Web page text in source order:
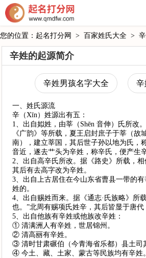
您的位置： 起名打分网 > 百家姓氏大全 >
辛姓的起源简介
辛姓男孩名字大全
一、姓氏源流
辛（Xīn）姓源出有五：
1、出自姒姓，由莘（Shēn 音伸）氏所改
《广韵》等所载，夏王启封庶子于莘（故
南），建立莘国，其后世子孙以地为氏，
音近，遂去艹头为辛姓，称辛氏，便产生
2、出自高辛氏所改。据《路史》所载，相
其后有去高字改为辛姓。
3、出自上古居住在今山东省曹县一带的
姓的。
4、出自赐姓而来。据《通志·氏族略》所
也。”北周有赐项氏姓辛，其后皆显于唐代
5、出自他族有辛姓或他族改辛姓：
① 清满洲人有辛姓，世居锦州。
② 清高丽有辛姓。
③ 清时甘肃碾伯（今青海省乐都）县土司
④ 今土、藏、土家、蒙古等民族均有辛姓。